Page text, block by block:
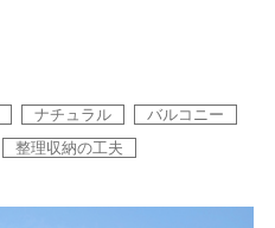
ナチュラル
バルコニー
整理収納の工夫